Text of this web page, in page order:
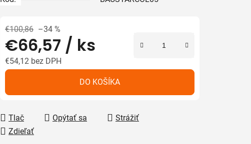
5
€100,86 –34 %
€66,57 / ks
€54,12 bez DPH
DO KOŠÍKA
Tlač Opýtať sa
Strážiť
Zdieľať